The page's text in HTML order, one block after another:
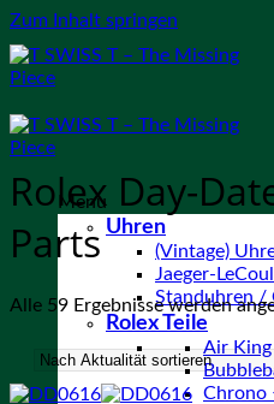
Zum Inhalt springen
Menu
Uhren
(Vintage)
Jaeger-
Standuhren /
Rolex Teile
Air King
Chrono
Rolex Day-
Parts
Alle 59 Ergebnisse werden